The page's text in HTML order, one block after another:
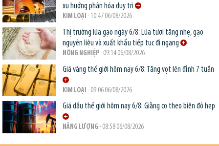
xu hướng phân hóa duy trì
KIM LOẠI - 10:47 06/08/2026
Thị trường lúa gạo ngày 6/8: Lúa tươi tăng nhẹ, gạo
nguyên liệu và xuất khẩu tiếp tục đi ngang
NÔNG NGHIỆP- 09:14 06/08/2026
Giá vàng thế giới hôm nay 6/8: Tăng vọt lên đỉnh 7 tuần
KIM LOẠI - 09:06 06/08/2026
Giá dầu thế giới hôm nay 6/8: Giằng co theo biên độ hẹp
NĂNG LƯỢNG - 08:58 06/08/2026